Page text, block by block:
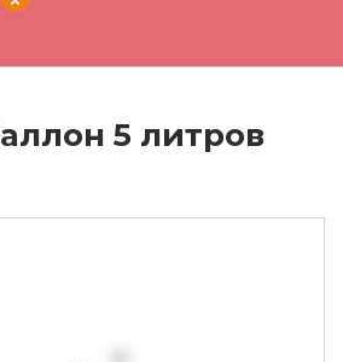
5 литров